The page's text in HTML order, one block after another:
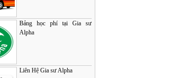
Bảng học phí tại Gia sư
Alpha
Liên Hệ Gia sư Alpha